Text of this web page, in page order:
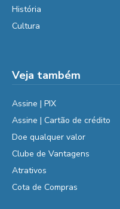
História
Cultura
Veja também
Assine | PIX
Assine | Cartão de crédito
Doe qualquer valor
Clube de Vantagens
Atrativos
Cota de Compras